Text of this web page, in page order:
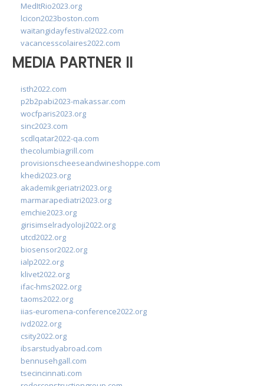
MedItRio2023.org
lcicon2023boston.com
waitangidayfestival2022.com
vacancesscolaires2022.com
MEDIA PARTNER II
isth2022.com
p2b2pabi2023-makassar.com
wocfparis2023.org
sinc2023.com
scdlqatar2022-qa.com
thecolumbiagrill.com
provisionscheeseandwineshoppe.com
khedi2023.org
akademikgeriatri2023.org
marmarapediatri2023.org
emchie2023.org
girisimselradyoloji2022.org
utcd2022.org
biosensor2022.org
ialp2022.org
klivet2022.org
ifac-hms2022.org
taoms2022.org
iias-euromena-conference2022.org
ivd2022.org
csity2022.org
ibsarstudyabroad.com
bennusehgall.com
tsecincinnati.com